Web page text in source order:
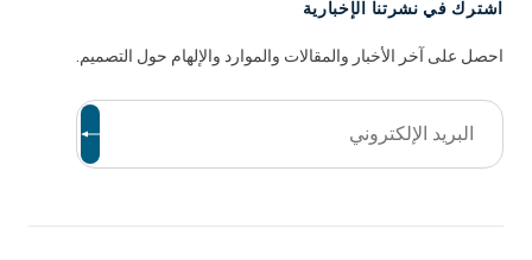
اشترك في نشرتنا الإخبارية
احصل على آخر الأخبار والمقالات والموارد والإلهام حول التصميم.